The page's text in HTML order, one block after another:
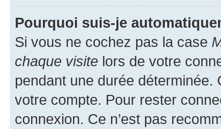
Pourquoi suis-je
Si vous ne cochez pas la case
chaque visite lors de votre
pendant une durée déterminée.
votre compte. Pour rester
connexion. Ce n’est pas